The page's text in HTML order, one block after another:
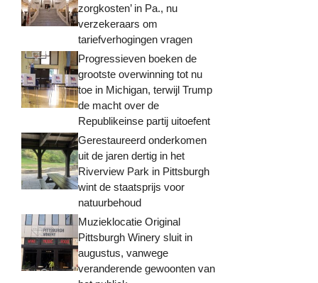
zorgkosten’ in Pa., nu
verzekeraars om
tariefverhogingen vragen
Progressieven boeken de
grootste overwinning tot nu
toe in Michigan, terwijl Trump
de macht over de
Republikeinse partij uitoefent
Gerestaureerd onderkomen
uit de jaren dertig in het
Riverview Park in Pittsburgh
wint de staatsprijs voor
natuurbehoud
Muzieklocatie Original
Pittsburgh Winery sluit in
augustus, vanwege
veranderende gewoonten van